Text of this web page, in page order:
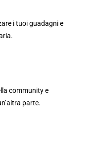
i tuoi guadagni e
community e
parte.